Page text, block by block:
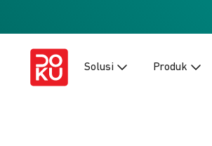
Solusi Produk